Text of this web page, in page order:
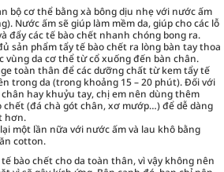
bộ cơ thể bằng xà bông dịu nhẹ với nước ấm
Nước ấm sẽ giúp làm mềm da, giúp cho các lỗ
đẩy các tế bào chết nhanh chóng bong ra.
sản phẩm tẩy tế bào chết ra lòng bàn tay thoa
vùng da cơ thể từ cổ xuống đến bàn chân.
toàn thân để các dưỡng chất từ kem tẩy tế
trong da (trong khoảng 15 – 20 phút). Đối với
hay khuỷu tay, chị em nên dùng thêm
(đá chà gót chân, xơ mướp…) để dễ dàng
hơn.
một lần nữa với nước ấm và lau khô bằng
cotton.
bào chết cho da toàn thân, vì vậy không nên